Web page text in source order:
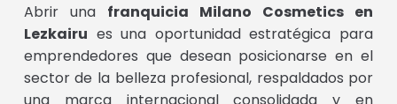
Abrir una franquicia Milano Cosmetics en
Lezkairu es una oportunidad estratégica para
emprendedores que desean posicionarse en el
sector de la belleza profesional, respaldados por
una marca internacional consolidada y en